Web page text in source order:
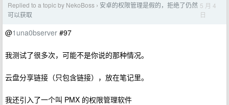
Replied to a topic by NekoBoss › 安卓的权限管理是假的，拒绝了仍然
可以获取
5 月 4
日
@1una0bserver #97
我测试了很多次，可能不是你说的那种情况。
云盘分享链接（只包含链接），放在笔记里。
我还引入了一个叫 PMX 的权限管理软件